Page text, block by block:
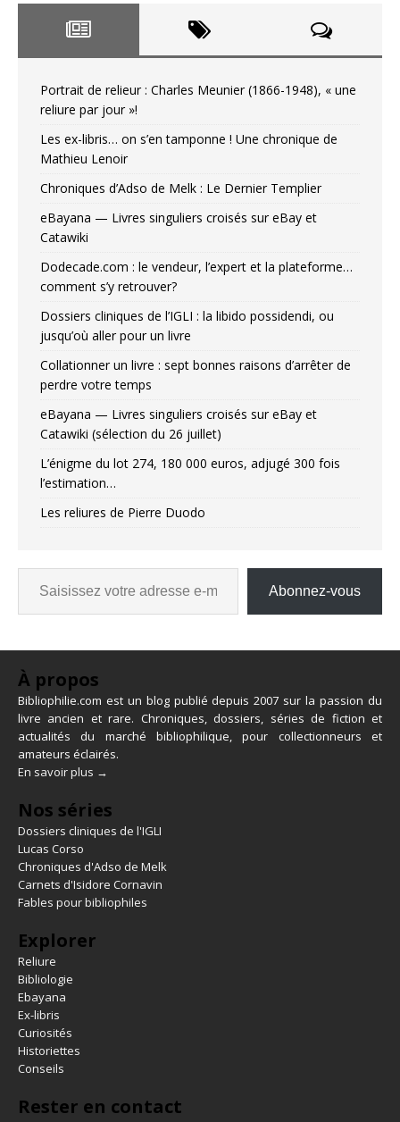
Portrait de relieur : Charles Meunier (1866-1948), « une
reliure par jour »!
Les ex-libris… on s’en tamponne ! Une chronique de
Mathieu Lenoir
Chroniques d’Adso de Melk : Le Dernier Templier
eBayana — Livres singuliers croisés sur eBay et
Catawiki
Dodecade.com : le vendeur, l’expert et la plateforme…
comment s’y retrouver?
Dossiers cliniques de l’IGLI : la libido possidendi, ou
jusqu’où aller pour un livre
Collationner un livre : sept bonnes raisons d’arrêter de
perdre votre temps
eBayana — Livres singuliers croisés sur eBay et
Catawiki (sélection du 26 juillet)
L’énigme du lot 274, 180 000 euros, adjugé 300 fois
l’estimation…
Les reliures de Pierre Duodo
Abonnez-vous
À propos
Bibliophilie.com est un blog publié depuis 2007 sur la passion du
livre ancien et rare. Chroniques, dossiers, séries de fiction et
actualités du marché bibliophilique, pour collectionneurs et
amateurs éclairés.
En savoir plus →
Nos séries
Dossiers cliniques de l'IGLI
Lucas Corso
Chroniques d'Adso de Melk
Carnets d'Isidore Cornavin
Fables pour bibliophiles
Explorer
Reliure
Bibliologie
Ebayana
Ex-libris
Curiosités
Historiettes
Conseils
Rester en contact